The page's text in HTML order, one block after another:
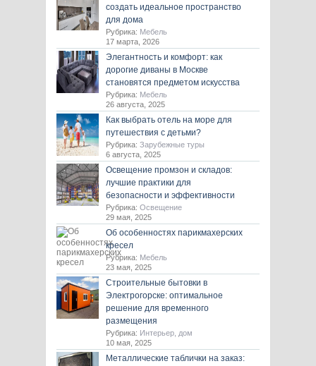
создать идеальное пространство
для дома
Рубрика: Мебель
17 марта, 2026
Элегантность и комфорт: как
дорогие диваны в Москве
становятся предметом искусства
Рубрика: Мебель
26 августа, 2025
Как выбрать отель на море для
путешествия с детьми?
Рубрика: Зарубежные туры
6 августа, 2025
Освещение промзон и складов:
лучшие практики для
безопасности и эффективности
Рубрика: Освещение
29 мая, 2025
Об особенностях парикмахерских
кресел
Рубрика: Мебель
23 мая, 2025
Строительные бытовки в
Электрогорске: оптимальное
решение для временного
размещения
Рубрика: Интерьер, дом
10 мая, 2025
Металлические таблички на заказ: